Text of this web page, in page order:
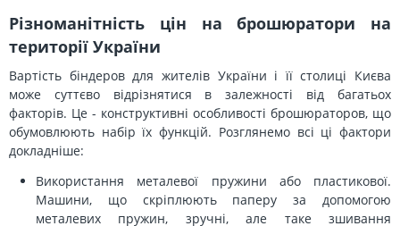
Різноманітність цін на брошюратори на
території України
Вартість біндеров для жителів України і її столиці Києва
може суттєво відрізнятися в залежності від багатьох
факторів. Це - конструктивні особливості брошюраторов, що
обумовлюють набір їх функцій. Розглянемо всі ці фактори
докладніше:
Використання металевої пружини або пластикової.
Машини, що скріплюють паперу за допомогою
металевих пружин, зручні, але таке зшивання